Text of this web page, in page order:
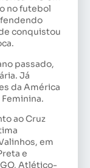
no futebol
conquistou
passado,
Já
da América
ao Cruz
em
e
Atlético-